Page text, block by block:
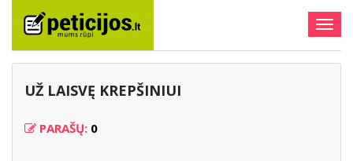
UŽ LAISVĘ KREPŠINIUI
PARAŠŲ: 0